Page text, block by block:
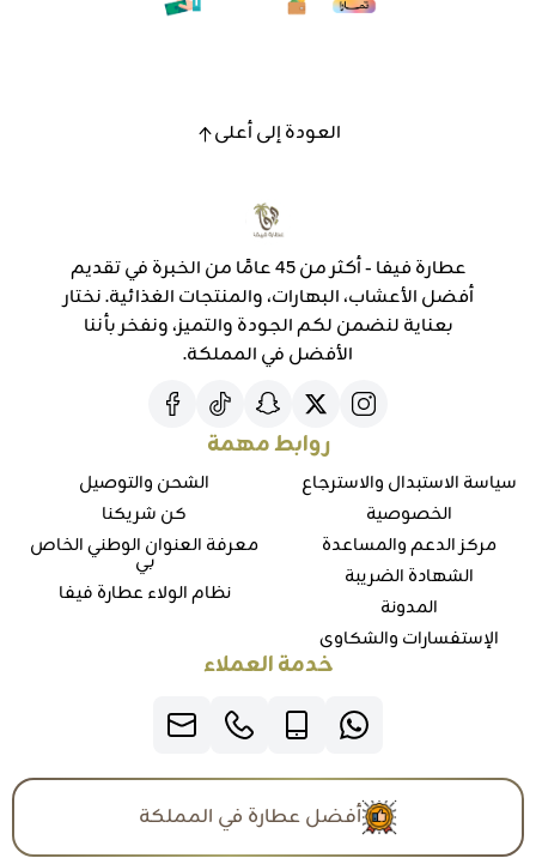
العودة إلى أعلى
عطارة فيفا - أكثر من 45 عامًا من الخبرة في تقديم
أفضل الأعشاب، البهارات، والمنتجات الغذائية. نختار
بعناية لنضمن لكم الجودة والتميز، ونفخر بأننا
الأفضل في المملكة.
روابط مهمة
سياسة الاستبدال والاسترجاع
الخصوصية
مركز الدعم والمساعدة
الشهادة الضريبة
المدونة
الإستفسارات والشكاوي
الشحن والتوصيل
كن شريكنا
معرفة العنوان الوطني الخاص
بي
نظام الولاء عطارة فيفا
خدمة العملاء
أفضل عطارة في المملكة